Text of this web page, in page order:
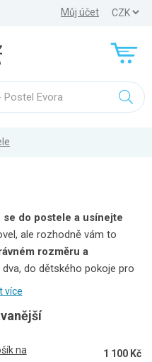
Můj účet
se do postele a usínejte
ale rozhodně vám to
rozměru a
do dětského pokoje pro
už klidně jedno a půl lůžko,
podle vkusu i toho, co od
útulně. Kovové zase
více
na
1 100 Kč